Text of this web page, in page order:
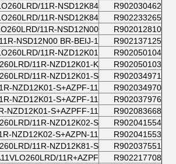
R902030462
11R-NSD12K84
R902233265
11R-NSD12K84
R902012810
11R-NSD12N00
R902137125
NSD12N00 BR-BEIJ-1
R902050104
11R-NZD12K01
R902050103
11R-NZD12K01-K
R902034971
11R-NZD12K01-S
R902034970
NZD12K01-S+AZPF-11
R902037976
NZD12K01-S+AZPF-11
R902083668
NZD12K01-S+AZPFF-11
R902041554
11R-NZD12K02-S
R902041553
NZD12K02-S+AZPN-11
R902037551
11R-NZD12K81-S
R902217708
11R+AZPF